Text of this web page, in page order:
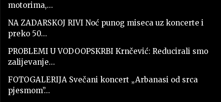
motorima,…
NA ZADARSKOJ RIVI Noć punog miseca uz koncerte i
preko 50…
PROBLEMI U VODOOPSKRBI Krnčević: Reducirali smo
zalijevanje…
FOTOGALERIJA Svečani koncert „Arbanasi od srca
pjesmom”…